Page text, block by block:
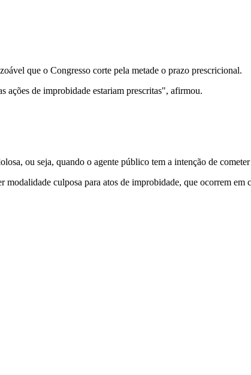
que o Congresso corte pela metade o prazo prescricional.
ações de improbidade estariam prescritas", afirmou.
ou seja, quando o agente público tem a intenção de
culposa para atos de improbidade, que ocorrem